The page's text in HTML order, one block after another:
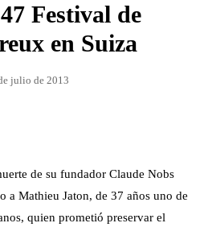
Festival de
en Suiza
julio de 2013
de su fundador Claude Nobs
a Mathieu Jaton, de 37 años uno de
quien prometió preservar el